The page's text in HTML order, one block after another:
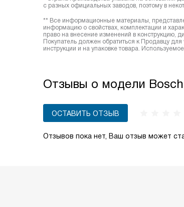
с разных официальных заводов, поэтому в
** Все информационные материалы,
информацию о свойствах, комплектации и
право на внесение изменений в конструкцию,
Покупатель должен обратиться к Продавцу
инструкции и на упаковке товара.
Отзывы о модели Bosch
ОСТАВИТЬ ОТЗЫВ
Отзывов пока нет, Ваш отзыв может